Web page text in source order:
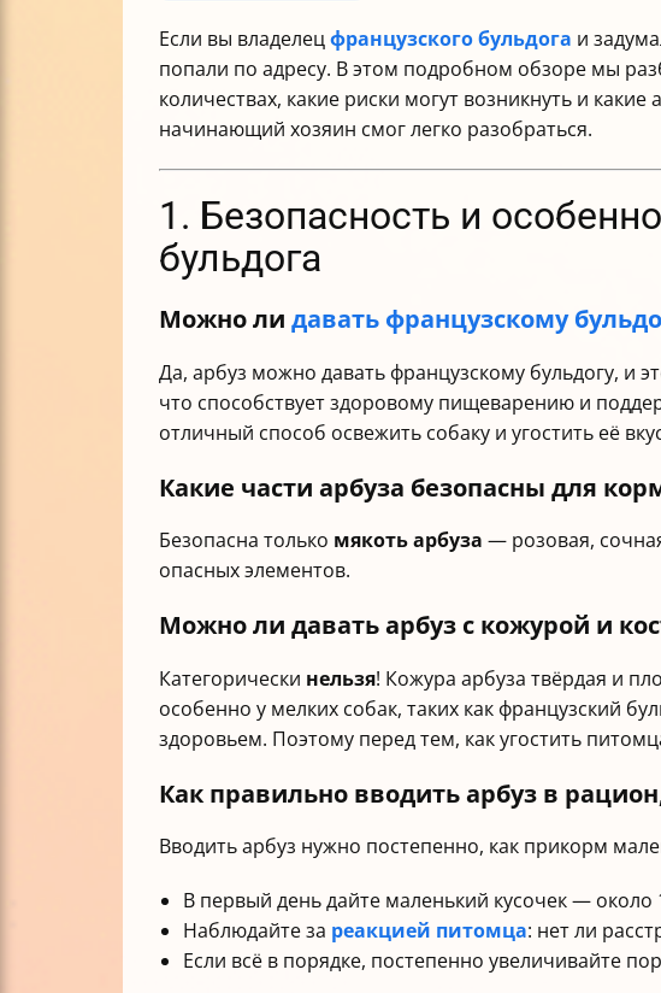
Если вы владелецфранцузского бульдога и
попали по адресу. В этом подробном обзоре мы
количествах, какие риски могут возникнуть и
начинающий хозяин смог легко разобраться.
1. Безопасность и
бульдога
Можно ли давать французскому
Да, арбуз можно давать французскому бульдогу, и
что способствует здоровому пищеварению и
отличный способ освежить собаку и угостить её
Какие части арбуза безопасны для
Безопасна только мякоть арбуза — розовая,
опасных элементов.
Можно ли давать арбуз с кожурой и
Категорически нельзя! Кожура арбуза твёрдая и
особенно у мелких собак, таких как французский
здоровьем. Поэтому перед тем, как угостить
Как правильно вводить арбуз в
Вводить арбуз нужно постепенно, как прикорм
В первый день дайте маленький кусочек — около
Наблюдайте за реакцией питомца: нет ли
Если всё в порядке, постепенно увеличивайте